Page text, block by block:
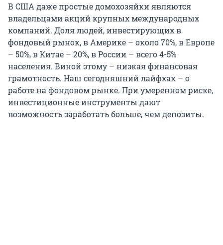
В США даже простые домохозяйки являются
владельцами акций крупных международных
компаний. Доля людей, инвестирующих в
фондовый рынок, в Америке – около 70%, в Европе
– 50%, в Китае – 20%, в России – всего 4-5%
населения. Виной этому – низкая финансовая
грамотность. Наш сегодняшний лайфхак – о
работе на фондовом рынке. При умеренном риске,
инвестиционные инструменты дают
возможность заработать больше, чем депозиты.